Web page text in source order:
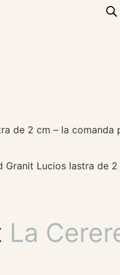
de 2 cm – la comanda
Granit Lucios lastra de
La